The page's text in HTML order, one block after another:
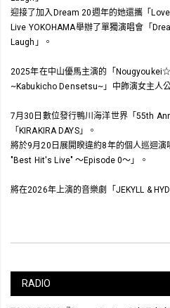
迎接了加入Dream 20週年的她還攜「
Live YOKOHAMA舉辦了單獨演唱會「
Laugh」。
2025年在中山優馬主演的「
~Kabukicho Densetsu~」中飾演女主人公
7月30日數位發行鴨川海洋世界「55th
「KIRAKIRA DAYS」。
將於9月20日展開睽違約8年的個人巡迴
"Best Hit's Live" 〜Episode 0〜」。
將在2026年上演的音樂劇「JEKYLL &
RADIO